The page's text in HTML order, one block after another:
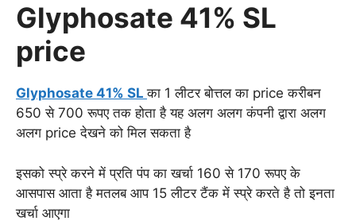
Glyphosate 41% SL
price
Glyphosate 41% SLका 1 लीटर बोत्तल का price करीबन
650 से 700 रूपए तक होता है यह अलग अलग कंपनी द्वारा अलग
अलग price देखने को मिल सकता है
इसको स्प्रे करने में प्रति पंप का खर्चा 160 से 170 रूपए के
आसपास आता है मतलब आप 15 लीटर टैंक में स्प्रे करते है तो इनता
खर्चा आएगा